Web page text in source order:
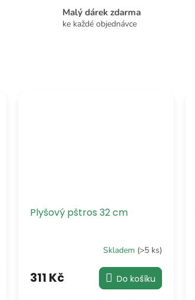
Malý dárek zdarma
ke každé objednávce
Plyšový pštros 32 cm
Skladem (>5 ks)
311 Kč Do košíku